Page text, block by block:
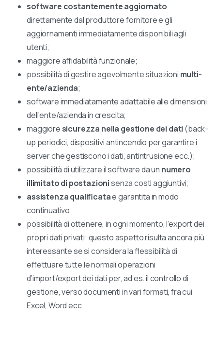
software costantemente aggiornato
direttamente dal produttore fornitore e gli
aggiornamenti immediatamente disponibili agli
utenti;
maggiore affidabilità funzionale;
possibilità di gestire agevolmente situazioni multi-
ente/azienda;
software immediatamente adattabile alle dimensioni
dell’ente/azienda in crescita;
maggiore sicurezza nella gestione dei dati (back-
up periodici, dispositivi antincendio per garantire i
server che gestiscono i dati, antintrusione ecc.);
possibilità di utilizzare il software da un numero
illimitato di postazionisenza costi aggiuntivi;
assistenza qualificatae garantita in modo
continuativo;
possibilità di ottenere, in ogni momento, l’export dei
propri dati privati; questo aspetto risulta ancora più
interessante se si considera la flessibilità di
effettuare tutte le normali operazioni
d’import/export dei dati per, ad es. il controllo di
gestione, verso documenti in vari formati, fra cui
Excel, Word ecc.